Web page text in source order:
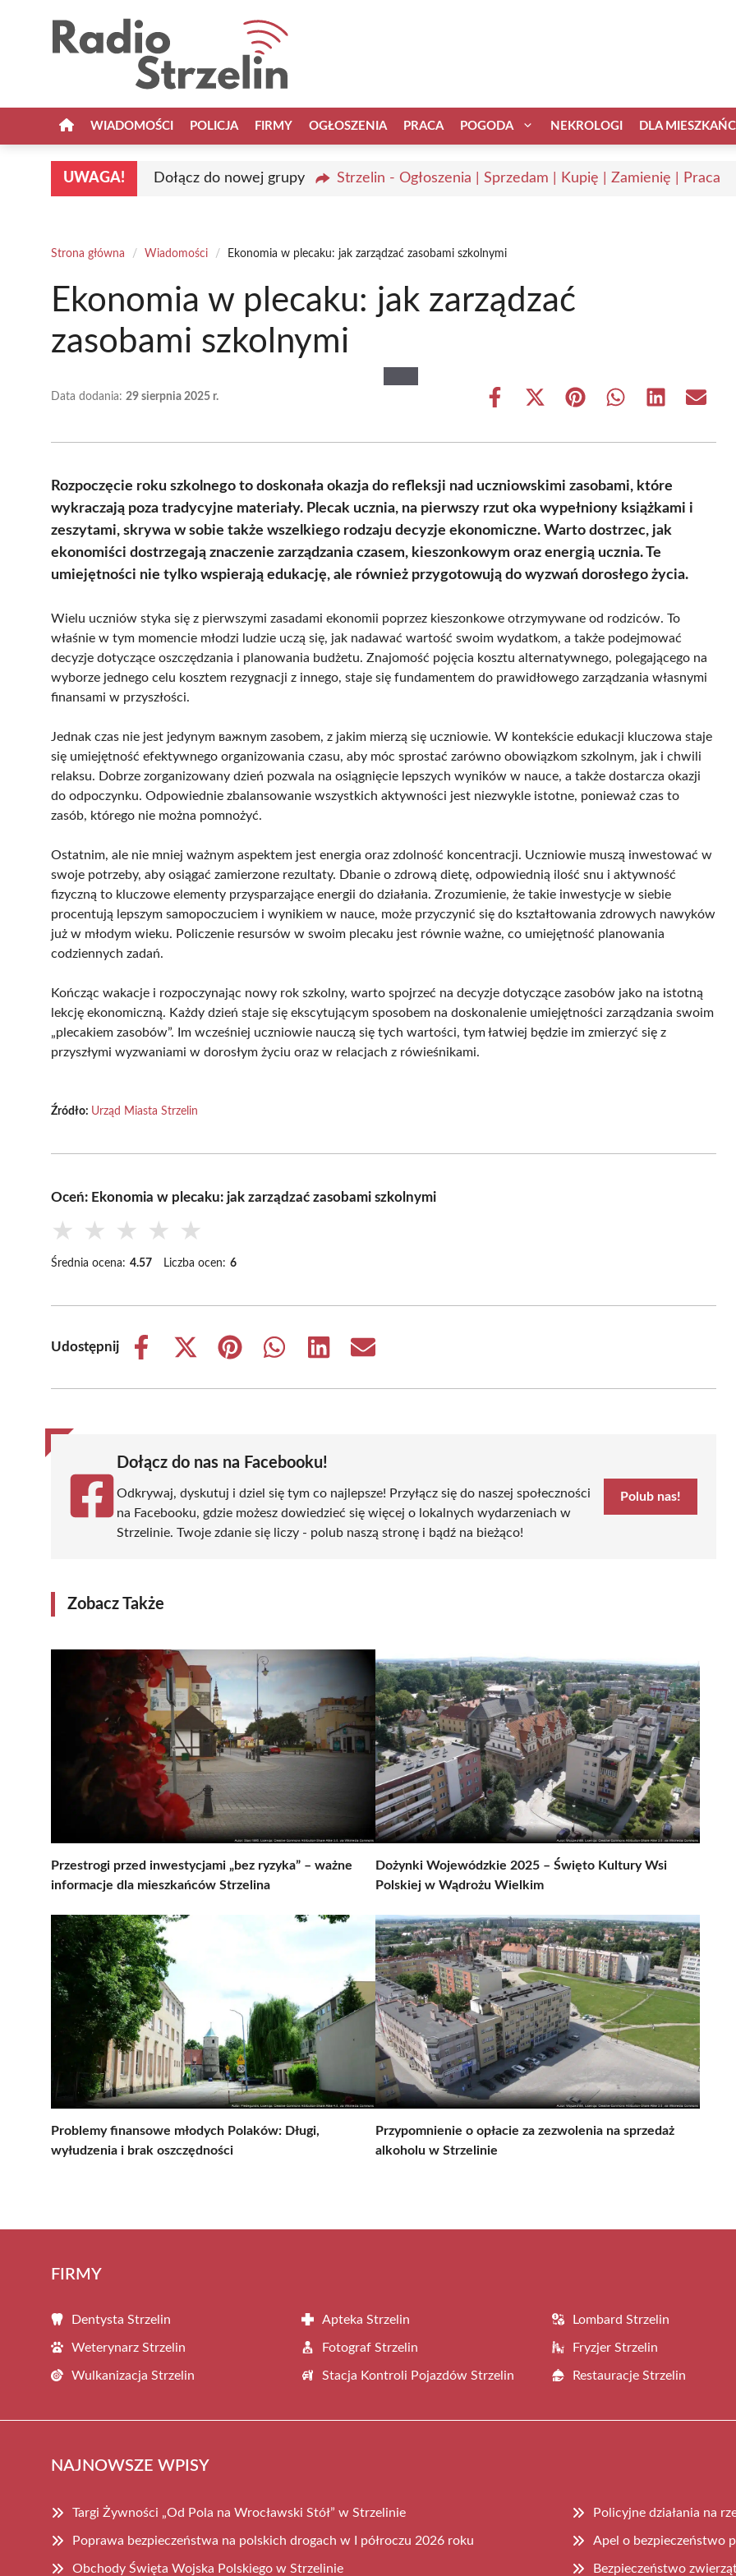
WIADOMOŚCI POLICJA FIRMY OGŁOSZENIA PRACA POGODA NEKROLOGI DLA
UWAGA! Dołącz do nowej grupy Strzelin - Ogłoszenia | Sprzedam | Kupię | Zamienię | Praca
Strona główna / Wiadomości / Ekonomia w plecaku: jak zarządzać zasobami szkolnymi
Ekonomia w plecaku: jak zarządzać
zasobami szkolnymi
Data dodania: 29 sierpnia 2025 r.
Share
Share
(Twitter)
Share Share Share Share
Rozpoczęcie roku szkolnego to doskonała okazja do refleksji nad uczniowskimi zasobami, które
wykraczają poza tradycyjne materiały. Plecak ucznia, na pierwszy rzut oka wypełniony książkami i
zeszytami, skrywa w sobie także wszelkiego rodzaju decyzje ekonomiczne. Warto dostrzec, jak
ekonomiści dostrzegają znaczenie zarządzania czasem, kieszonkowym oraz energią ucznia. Te
umiejętności nie tylko wspierają edukację, ale również przygotowują do wyzwań dorosłego życia.
Wielu uczniów styka się z pierwszymi zasadami ekonomii poprzez kieszonkowe otrzymywane od rodziców. To
właśnie w tym momencie młodzi ludzie uczą się, jak nadawać wartość swoim wydatkom, a także podejmować
decyzje dotyczące oszczędzania i planowania budżetu. Znajomość pojęcia kosztu alternatywnego, polegającego na
wyborze jednego celu kosztem rezygnacji z innego, staje się fundamentem do prawidłowego zarządzania własnymi
finansami w przyszłości.
Jednak czas nie jest jedynym важnym zasobem, z jakim mierzą się uczniowie. W kontekście edukacji kluczowa staje
się umiejętność efektywnego organizowania czasu, aby móc sprostać zarówno obowiązkom szkolnym, jak i chwili
relaksu. Dobrze zorganizowany dzień pozwala na osiągnięcie lepszych wyników w nauce, a także dostarcza okazji
do odpoczynku. Odpowiednie zbalansowanie wszystkich aktywności jest niezwykle istotne, ponieważ czas to
zasób, którego nie można pomnożyć.
Ostatnim, ale nie mniej ważnym aspektem jest energia oraz zdolność koncentracji. Uczniowie muszą inwestować w
swoje potrzeby, aby osiągać zamierzone rezultaty. Dbanie o zdrową dietę, odpowiednią ilość snu i aktywność
fizyczną to kluczowe elementy przysparzające energii do działania. Zrozumienie, że takie inwestycje w siebie
procentują lepszym samopoczuciem i wynikiem w nauce, może przyczynić się do kształtowania zdrowych nawyków
już w młodym wieku. Policzenie resursów w swoim plecaku jest równie ważne, co umiejętność planowania
codziennych zadań.
Kończąc wakacje i rozpoczynając nowy rok szkolny, warto spojrzeć na decyzje dotyczące zasobów jako na istotną
lekcję ekonomiczną. Każdy dzień staje się ekscytującym sposobem na doskonalenie umiejętności zarządzania swoim
„plecakiem zasobów”. Im wcześniej uczniowie nauczą się tych wartości, tym łatwiej będzie im zmierzyć się z
przyszłymi wyzwaniami w dorosłym życiu oraz w relacjach z rówieśnikami.
Źródło: Urząd Miasta Strzelin
Oceń: Ekonomia w plecaku: jak zarządzać zasobami szkolnymi
★ ★ ★ ★ ★
Średnia ocena: 4.57 Liczba ocen: 6
Udostępnij
Share
Share
(Twitter)
Share
Share
Share
Share
Dołącz do nas na Facebooku!
Odkrywaj, dyskutuj i dziel się tym co najlepsze! Przyłącz się do naszej społeczności
na Facebooku, gdzie możesz dowiedzieć się więcej o lokalnych wydarzeniach w
Strzelinie. Twoje zdanie się liczy - polub naszą stronę i bądź na bieżąco!
Polub nas!
Zobacz Także
Przestrogi przed inwestycjami „bez ryzyka” – ważne
informacje dla mieszkańców Strzelina
Dożynki Wojewódzkie 2025 – Święto Kultury Wsi
Polskiej w Wądrożu Wielkim
Problemy finansowe młodych Polaków: Długi,
wyłudzenia i brak oszczędności
Przypomnienie o opłacie za zezwolenia na sprzedaż
alkoholu w Strzelinie
FIRMY
Dentysta Strzelin Apteka Strzelin Lombard Strzelin
Weterynarz Strzelin Fotograf Strzelin Fryzjer Strzelin
Wulkanizacja Strzelin Stacja Kontroli Pojazdów Strzelin Restauracje Strzelin
NAJNOWSZE WPISY
Targi Żywności „Od Pola na Wrocławski Stół” w Strzelinie Policyjne działania na
Poprawa bezpieczeństwa na polskich drogach w I półroczu 2026 roku Apel o bezpieczeństwo
Obchody Święta Wojska Polskiego w Strzelinie Bezpieczeństwo